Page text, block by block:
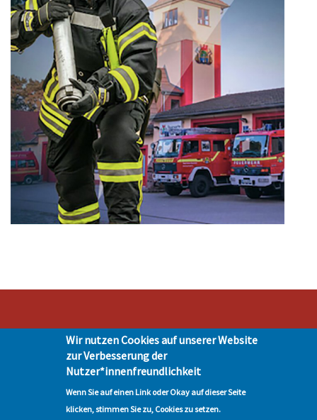
Stadt Hohen Neuendorf • Oranienburger Str. 2 • 16540 Hohen Neuendorf •
Telefon 03303-528-0
Impressum|Presse| Datenschutz| © Hohen-Neuendorf.de, Alle Rechte
vorbehalten - Vervielfältigung nur mit unserer Genehmigung
Wir nutzen Cookies auf unserer Website
zur Verbesserung der
Nutzer*innenfreundlichkeit
Wenn Sie auf einen Link oder Okay auf dieser Seite
klicken, stimmen Sie zu, Cookies zu setzen.